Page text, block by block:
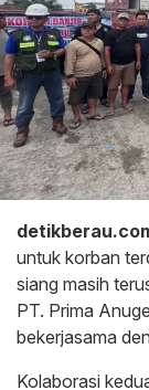
untuk korban
siang masih
PT. Prima
bekerjasama
Kolaborasi